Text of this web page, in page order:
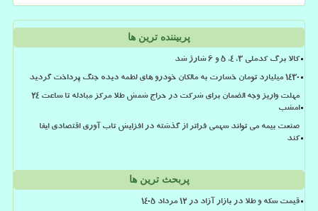
پربیننده ترین ها
کالا برگ کدملی 3، 4، 5 و 6 شارژ شد
۱۴۳۰ میلیارد تومان خسارت به مالکان خودرو های لطمه دیده جنگ پرداخت گردید
مهلت واریز وجه الضمان برای شرکت در حراج شمش طلا مرکز مبادله تا ساعت ۲۴
امشب
صنعت بیمه می تواند سهمی فراتر از گذشته در افزایش تاب آوری اقتصادی ایفا
کند
پربحث ترین ها
قیمت سکه و طلا در بازار آزاد در ۱۲ مرداد ۱۴۰۵